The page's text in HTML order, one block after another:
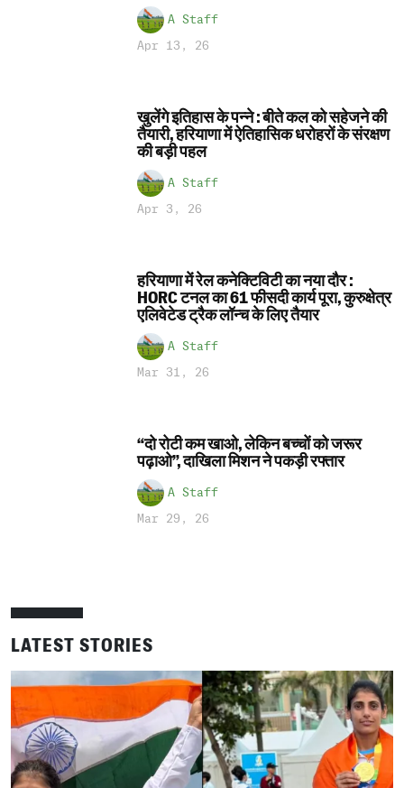
A Staff
Apr 13, 26
खुलेंगे इतिहास के पन्ने : बीते कल को सहेजने की
तैयारी, हरियाणा में ऐतिहासिक धरोहरों के संरक्षण
की बड़ी पहल
A Staff
Apr 3, 26
हरियाणा में रेल कनेक्टिविटी का नया दौर :
HORC टनल का 61 फीसदी कार्य पूरा, कुरुक्षेत्र
एलिवेटेड ट्रैक लॉन्च के लिए तैयार
A Staff
Mar 31, 26
“दो रोटी कम खाओ, लेकिन बच्चों को जरूर
पढ़ाओ”, दाखिला मिशन ने पकड़ी रफ्तार
A Staff
Mar 29, 26
LATEST STORIES